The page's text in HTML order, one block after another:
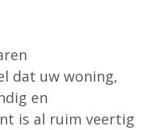
dat uw woning,
en
is al ruim veertig